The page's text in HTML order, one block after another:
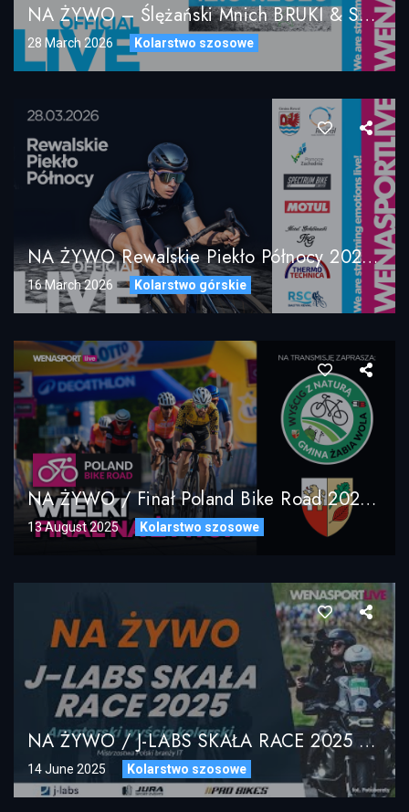
NA ŻYWO – Ślężański Mnich BRUKI & SZUTRY 2026 UCI 1.2 Elita Mężczyzn [PL]
28 March 2026 Kolarstwo szosowe
NA ŻYWO Rewalskie Piekło Północy 2026 / Rewal-Pogorzelica 28.03.2026
16 March 2026 Kolarstwo górskie
NA ŻYWO / Finał Poland Bike Road 2025 – 1 Wyścig Z Naturą – Oficjalny Live Stream
13 August 2025 Kolarstwo szosowe
NA ŻYWO / J-LABS SKAŁA RACE 2025 / LIVE STREAM
14 June 2025 Kolarstwo szosowe